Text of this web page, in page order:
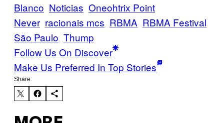
Blanco Noticias Oneohtrix Point
Never racionais mcs RBMA RBMA Festival
São Paulo Thump
Follow Us On Discover
Make Us Preferred In Top Stories
Share: